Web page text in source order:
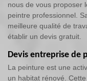
nous de vous proposer
peintre professionnel.
meilleure qualité de
établir un devis gratuit.
Devis entreprise de
La peinture est une
un habitat rénové.